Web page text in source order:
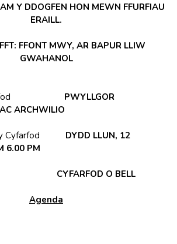
Y DDOGFEN HON MEWN FFURFIAU
ERAILL.
FFONT MWY, AR BAPUR LLIW
GWAHANOL
PWYLLGOR
ARCHWILIO
y Cyfarfod DYDD LLUN, 12
6.00 PM
CYFARFOD O BELL
Agenda